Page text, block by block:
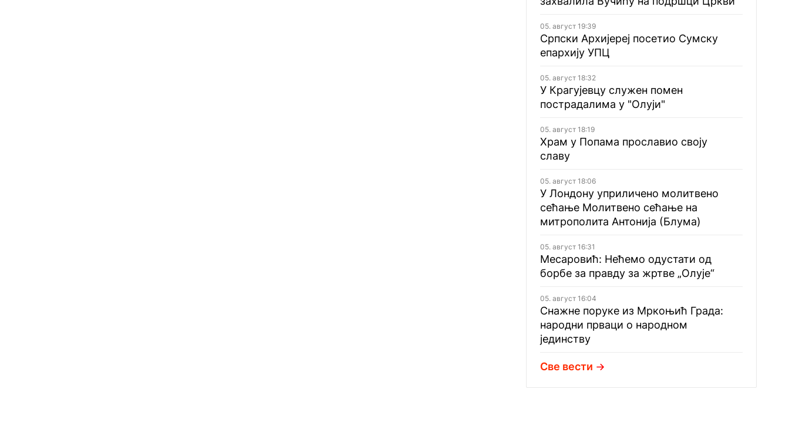
05. август 19:39
Српски Архијереј посетио Сумску
епархију УПЦ
05. август 18:32
У Крагујевцу служен помен
пострадалима у "Олуји"
05. август 18:19
Храм у Попама прославио своју
славу
05. август 18:06
У Лондону уприличено молитвено
сећање Молитвено сећање на
митрополита Антонија (Блума)
05. август 16:31
Месаровић: Нећемо одустати од
борбе за правду за жртве „Олује“
05. август 16:04
Снажне поруке из Мркоњић Града:
народни прваци о народном
јединству
Све вести